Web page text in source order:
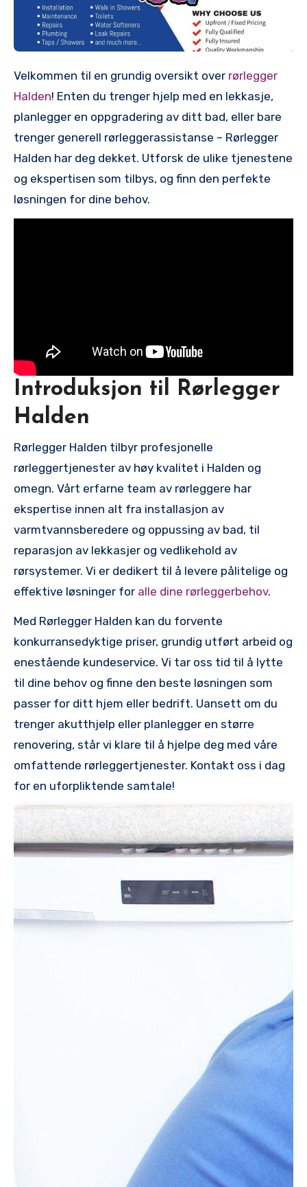
Velkommen til en ⁢grundig oversikt ‍over rørlegger
Halden! Enten du trenger hjelp med en lekkasje,
planlegger en oppgradering av ditt bad, eller bare
trenger‌ generell rørleggerassistanse – Rørlegger
⁤Halden har deg dekket. Utforsk de ulike tjenestene
og ekspertisen som tilbys, og ‌finn den perfekte
løsningen for dine behov.
Introduksjon‌ til Rørlegger
Halden
Rørlegger Halden tilbyr profesjonelle
rørleggertjenester av høy kvalitet ‌i Halden og
omegn. Vårt erfarne team av rørleggere har
ekspertise innen alt ⁢fra installasjon av
varmtvannsberedere og oppussing ⁣av bad, til
reparasjon av lekkasjer og vedlikehold av
rørsystemer. Vi er dedikert til å levere ⁢pålitelige ⁤og
effektive løsninger for alle dine rørleggerbehov.
Med Rørlegger⁤ Halden‌ kan du forvente
konkurransedyktige priser, grundig utført arbeid ​og
enestående kundeservice.‍ Vi tar​ oss tid til å lytte
til dine ‍behov og finne den ⁣beste løsningen som
passer for ditt‌ hjem eller bedrift. Uansett om du
trenger akutthjelp eller planlegger‌ en ​større
renovering, står vi klare til å hjelpe deg med våre
omfattende rørleggertjenester. Kontakt oss⁣ i dag
for en uforpliktende⁢ samtale!